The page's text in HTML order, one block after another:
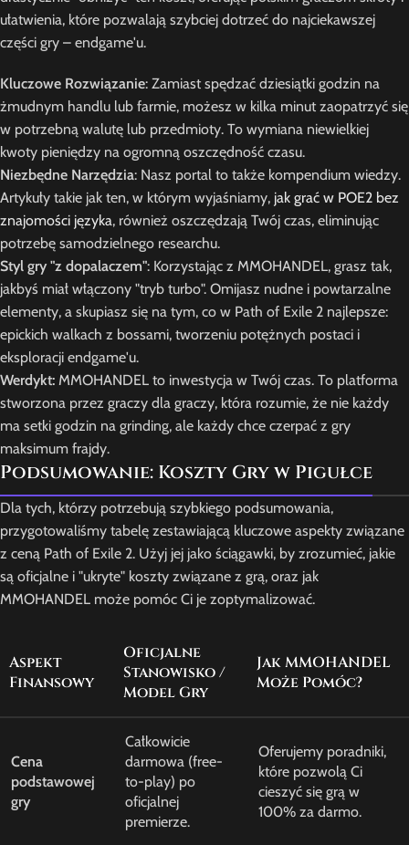
ułatwienia, które pozwalają szybciej dotrzeć do najciekawszej
części gry – endgame'u.
Kluczowe Rozwiązanie: Zamiast spędzać dziesiątki godzin na
żmudnym handlu lub farmie, możesz w kilka minut zaopatrzyć się
w potrzebną walutę lub przedmioty. To wymiana niewielkiej
kwoty pieniędzy na ogromną oszczędność czasu.
Niezbędne Narzędzia: Nasz portal to także kompendium wiedzy.
Artykuły takie jak ten, w którym wyjaśniamy, jak grać w POE2 bez
znajomości języka, również oszczędzają Twój czas, eliminując
potrzebę samodzielnego researchu.
Styl gry "z dopalaczem": Korzystając z MMOHANDEL, grasz tak,
jakbyś miał włączony "tryb turbo". Omijasz nudne i powtarzalne
elementy, a skupiasz się na tym, co w Path of Exile 2 najlepsze:
epickich walkach z bossami, tworzeniu potężnych postaci i
eksploracji endgame'u.
Werdykt: MMOHANDEL to inwestycja w Twój czas. To platforma
stworzona przez graczy dla graczy, która rozumie, że nie każdy
ma setki godzin na grinding, ale każdy chce czerpać z gry
maksimum frajdy.
Podsumowanie: Koszty Gry w Pigułce
Dla tych, którzy potrzebują szybkiego podsumowania,
przygotowaliśmy tabelę zestawiającą kluczowe aspekty związane
z ceną Path of Exile 2. Użyj jej jako ściągawki, by zrozumieć, jakie
są oficjalne i "ukryte" koszty związane z grą, oraz jak
MMOHANDEL może pomóc Ci je zoptymalizować.
Aspekt
Finansowy
Oficjalne
Stanowisko /
Model Gry
Jak MMOHANDEL
Może Pomóc?
Cena
podstawowej
gry
Całkowicie
darmowa (free-
to-play) po
oficjalnej
premierze.
Oferujemy poradniki,
które pozwolą Ci
cieszyć się grą w
100% za darmo.